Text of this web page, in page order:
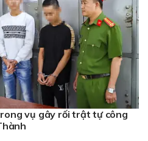
vụ gây rối trật tự công